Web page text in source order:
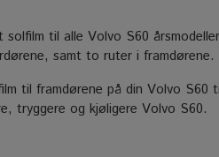
solfilm til alle Volvo S60
samt to ruter i framdørene.
til framdørene på din Volvo
tryggere og kjøligere Volvo S60.